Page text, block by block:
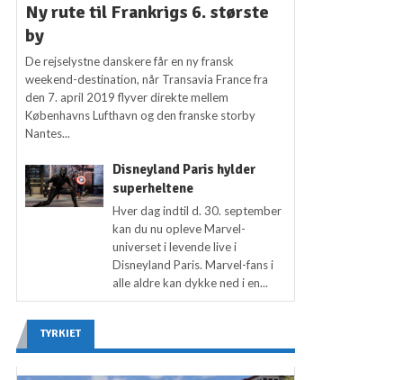
Ny rute til Frankrigs 6. største
by
De rejselystne danskere får en ny fransk
weekend-destination, når Transavia France fra
den 7. april 2019 flyver direkte mellem
Københavns Lufthavn og den franske storby
Nantes...
Disneyland Paris hylder
superheltene
Hver dag indtil d. 30. september
kan du nu opleve Marvel-
universet i levende live i
Disneyland Paris. Marvel-fans i
alle aldre kan dykke ned i en...
TYRKIET